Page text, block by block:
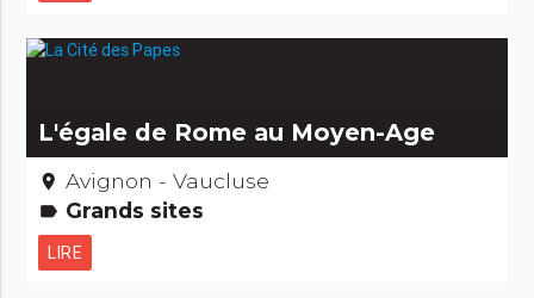
L'égale de Rome au Moyen-Age
place Avignon - Vaucluse
label Grands sites
LIRE